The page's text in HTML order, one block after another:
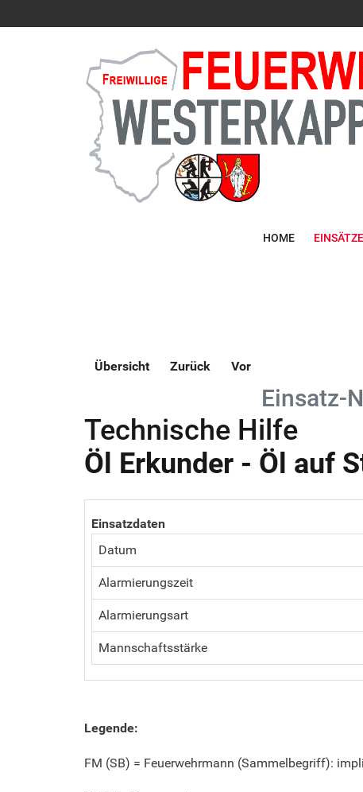
HOME EINSÄTZE
Übersicht Zurück Vor
Einsatz-
Technische Hilfe
Öl Erkunder - Öl auf
Einsatzdaten
Datum
Alarmierungszeit
Alarmierungsart
Mannschaftsstärke
Legende:
FM (SB) = Feuerwehrmann (Sammelbegriff):